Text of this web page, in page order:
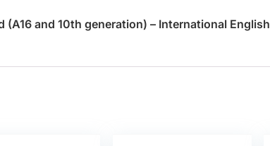
(A16 and 10th generation) – International English